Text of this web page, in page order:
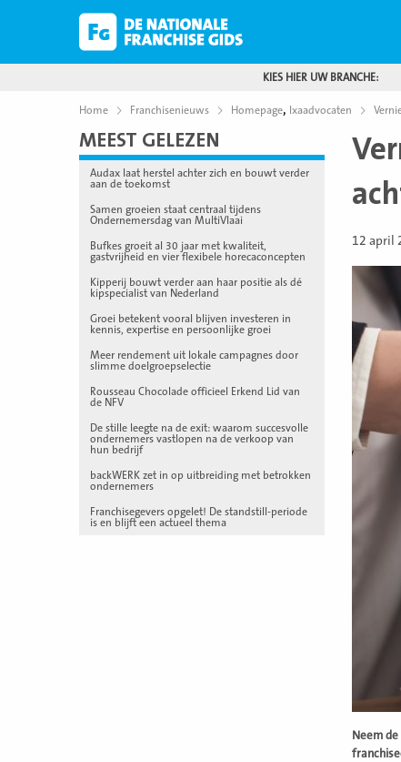
KIES HIER UW BRANCHE:
Home Franchisenieuws Homepage, lxaadvocaten
MEEST GELEZEN
Audax laat herstel achter zich en bouwt verder
aan de toekomst
Samen groeien staat centraal tijdens
Ondernemersdag van MultiVlaai
Bufkes groeit al 30 jaar met kwaliteit,
gastvrijheid en vier flexibele horecaconcepten
Kipperij bouwt verder aan haar positie als dé
kipspecialist van Nederland
Groei betekent vooral blijven investeren in
kennis, expertise en persoonlijke groei
Meer rendement uit lokale campagnes door
slimme doelgroepselectie
Rousseau Chocolade officieel Erkend Lid van
de NFV
De stille leegte na de exit: waarom succesvolle
ondernemers vastlopen na de verkoop van
hun bedrijf
backWERK zet in op uitbreiding met betrokken
ondernemers
Franchisegevers opgelet! De standstill-periode
is en blijft een actueel thema
12 april
Neem